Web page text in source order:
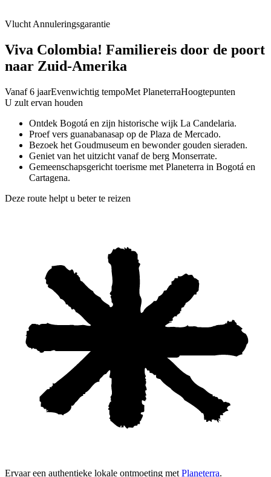
Vlucht Annuleringsgarantie
Viva Colombia! Familiereis door de poort
naar Zuid-Amerika
Vanaf 6 jaarEvenwichtig tempoMet PlaneterraHoogtepunten
U zult ervan houden
Ontdek Bogotá en zijn historische wijk La Candelaria.
Proef vers guanabanasap op de Plaza de Mercado.
Bezoek het Goudmuseum en bewonder gouden sieraden.
Geniet van het uitzicht vanaf de berg Monserrate.
Gemeenschapsgericht toerisme met Planeterra in Bogotá en
Cartagena.
Deze route helpt u beter te reizen
Ervaar een authentieke lokale ontmoeting met Planeterra.